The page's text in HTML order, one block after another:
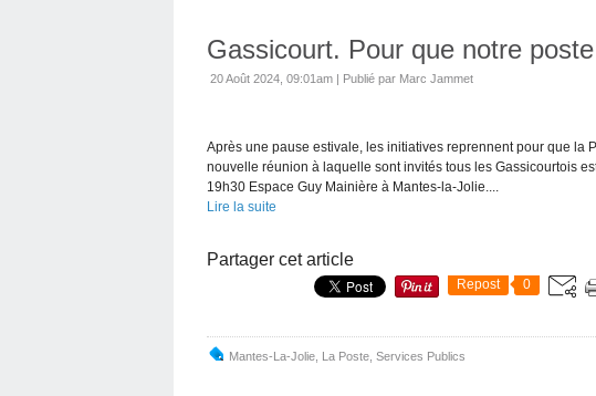
Gassicourt. Pour que notre
20 Août 2024, 09:01am | Publié par Marc Jammet
Après une pause estivale, les initiatives reprennent pour que la
nouvelle réunion à laquelle sont invités tous les Gassicourtois
19h30 Espace Guy Mainière à Mantes-la-Jolie....
Lire la suite
Partager cet article
Repost 0
Mantes-La-Jolie La Poste Services Publics